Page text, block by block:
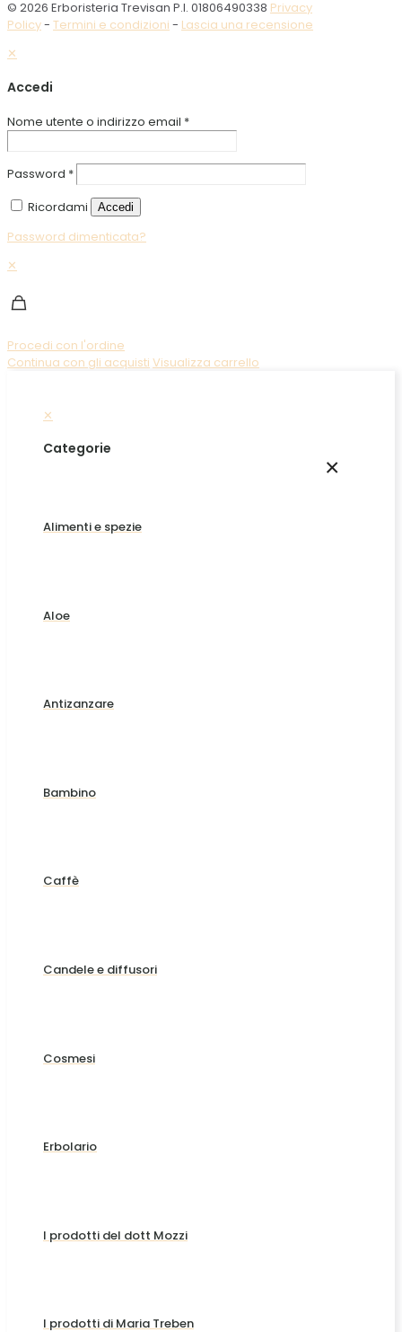
© 2026 Erboristeria Trevisan P.I. 01806490338 Privacy
Policy- Termini e condizioni - Lascia una recensione
✕
Accedi
Nome utente o indirizzo email *
Password *
Ricordami
Accedi
Password dimenticata?
✕
Procedi con l'ordine
Continua con gli acquisti Visualizza carrello
✕
×
Categorie
Alimenti e spezie
Aloe
Antizanzare
Bambino
Caffè
Candele e diffusori
Cosmesi
Erbolario
I prodotti del dott Mozzi
I prodotti di Maria Treben